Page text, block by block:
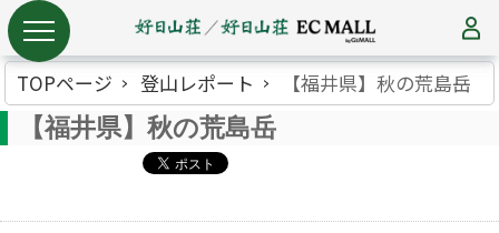
TOPページ 登山レポート 【福井県】秋の荒島岳
【福井県】秋の荒島岳